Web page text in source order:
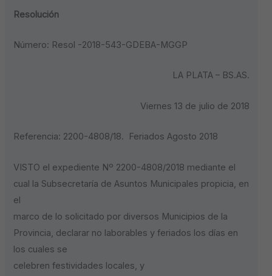
Resolución
Número: Resol -2018-543-GDEBA-MGGP
LA PLATA – BS.AS.
Viernes 13 de julio de 2018
Referencia: 2200-4808/18. Feriados Agosto 2018
VISTO el expediente Nº 2200-4808/2018 mediante el
cual la Subsecretaría de Asuntos Municipales propicia, en
el
marco de lo solicitado por diversos Municipios de la
Provincia, declarar no laborables y feriados los días en
los cuales se
celebren festividades locales, y